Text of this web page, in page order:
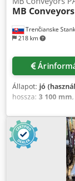
Trenčianske
218 km
MB Conveyors
Állapot: jó
hossza: 3 100 mm
elérhető,
ALL (2011) Hossz
Szélesség = 90 cm